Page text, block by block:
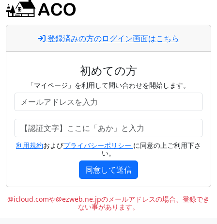
登録済みの方のログイン画面はこちら
初めての方
「マイページ」を利用して問い合わせを開始します。
利用規約およびプライバシーポリシー に同意の上ご利用下さ
い。
同意して送信
@icloud.comや@ezweb.ne.jpのメールアドレスの場合、登録でき
ない事があります。